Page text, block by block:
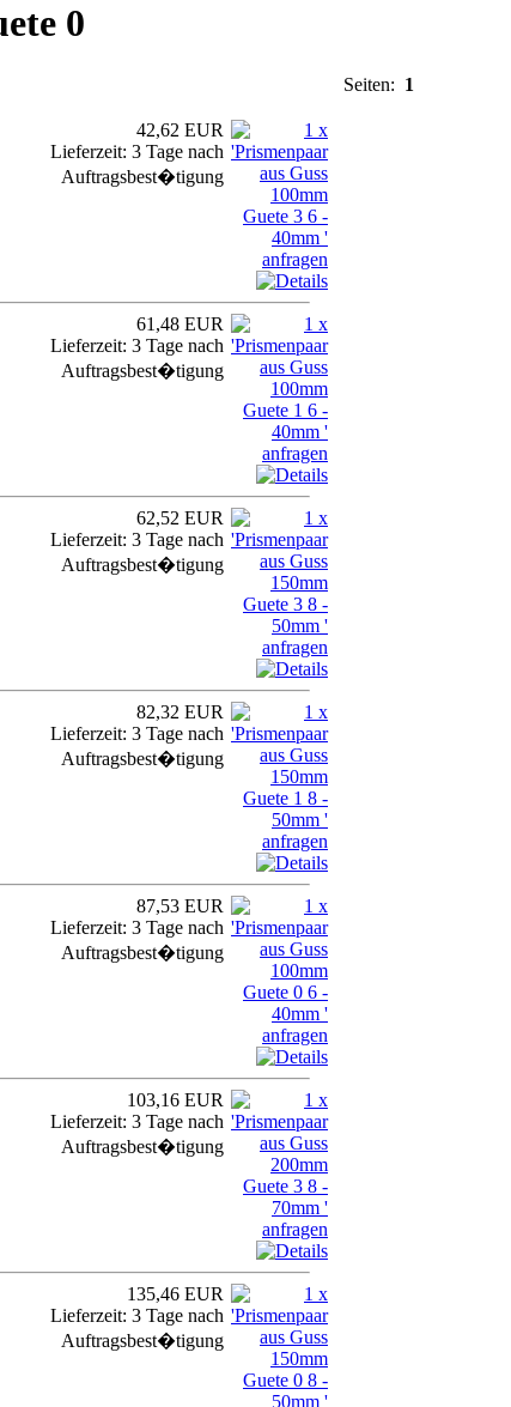
0
Seiten: 1
42,62 EUR
Lieferzeit: 3 Tage nach
Auftragsbest�tigung
61,48 EUR
Lieferzeit: 3 Tage nach
Auftragsbest�tigung
62,52 EUR
Lieferzeit: 3 Tage nach
Auftragsbest�tigung
82,32 EUR
Lieferzeit: 3 Tage nach
Auftragsbest�tigung
87,53 EUR
Lieferzeit: 3 Tage nach
Auftragsbest�tigung
103,16 EUR
Lieferzeit: 3 Tage nach
Auftragsbest�tigung
135,46 EUR
Lieferzeit: 3 Tage nach
Auftragsbest�tigung